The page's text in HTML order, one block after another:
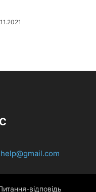
відповідь